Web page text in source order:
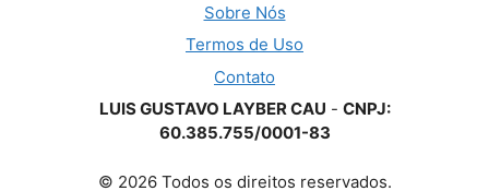
Sobre Nós
Termos de Uso
Contato
LUIS GUSTAVO LAYBER CAU - CNPJ:
60.385.755/0001-83
© 2026 Todos os direitos reservados.